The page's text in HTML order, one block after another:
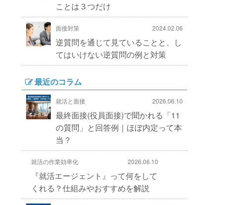
ことは３つだけ
面接対策 2024.02.06
逆質問を通じて見ていることと、し
てはいけない逆質問の例と対策
最近のコラム
就活と面接 2026.06.10
最終面接(役員面接)で聞かれる「11
の質問」と回答例｜ほぼ内定って本
当？
就活の作業効率化 2026.06.10
『就活エージェント』って何をして
くれる？仕組みやおすすめを解説